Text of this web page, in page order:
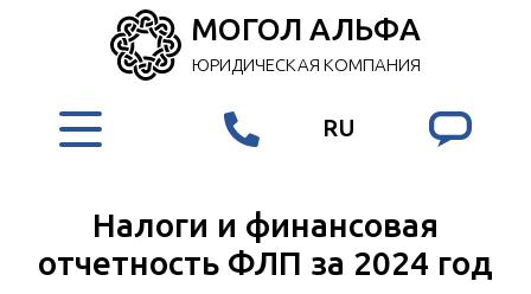
МОГОЛ АЛЬФА
ЮРИДИЧЕСКАЯ КОМПАНИЯ
RU
Налоги и финансовая
отчетность ФЛП за 2024 год